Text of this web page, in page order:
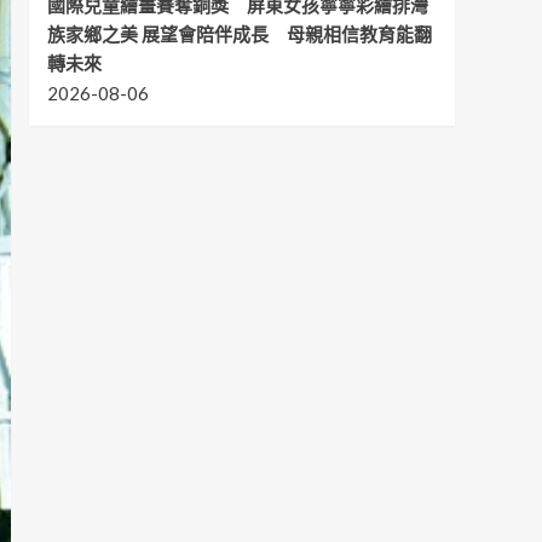
國際兒童繪畫賽奪銅獎 屏東女孩寧寧彩繪排灣
族家鄉之美 展望會陪伴成長 母親相信教育能翻
轉未來
2026-08-06